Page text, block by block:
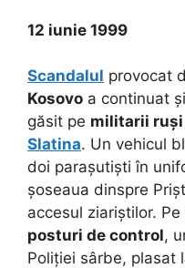
12 iunie 1999
Scandalul provocat
Kosovo a continuat
găsit pe militarii ruși
Slatina. Un vehicul
doi parașutiști în
șoseaua dinspre
accesul ziariștilor.
posturi de control,
Poliției sârbe, plasat